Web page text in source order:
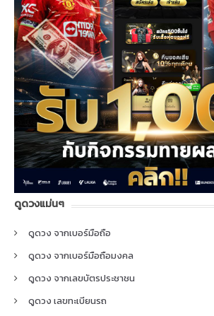
ดูดวงแม่นๆ
ดูดวง จากเบอร์มือถือ
ดูดวง จากเบอร์มือถือมงคล
ดูดวง จากเลขบัตรประชาชน
ดูดวง เลขทะเบียนรถ